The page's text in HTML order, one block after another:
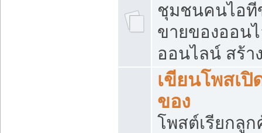
ชุมชนคนไอที
ขายของออน
ออนไลน์ สร้า
เขียนโพสเปิ
ของ
โพสต์เรียกลู